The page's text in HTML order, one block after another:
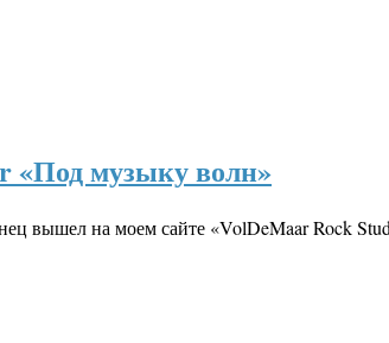
«Под музыку волн»
вышел на моем сайте «VolDeMaar Rock